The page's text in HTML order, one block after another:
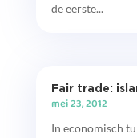
de eerste...
Fair trade:
mei 23, 2012
In economisch